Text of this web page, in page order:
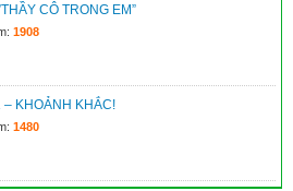
hạng chức danh nghề nghiệp viên chức
GD&ĐT
CÔ TRONG EM”
1908
– KHOẢNH KHẮC!
1480